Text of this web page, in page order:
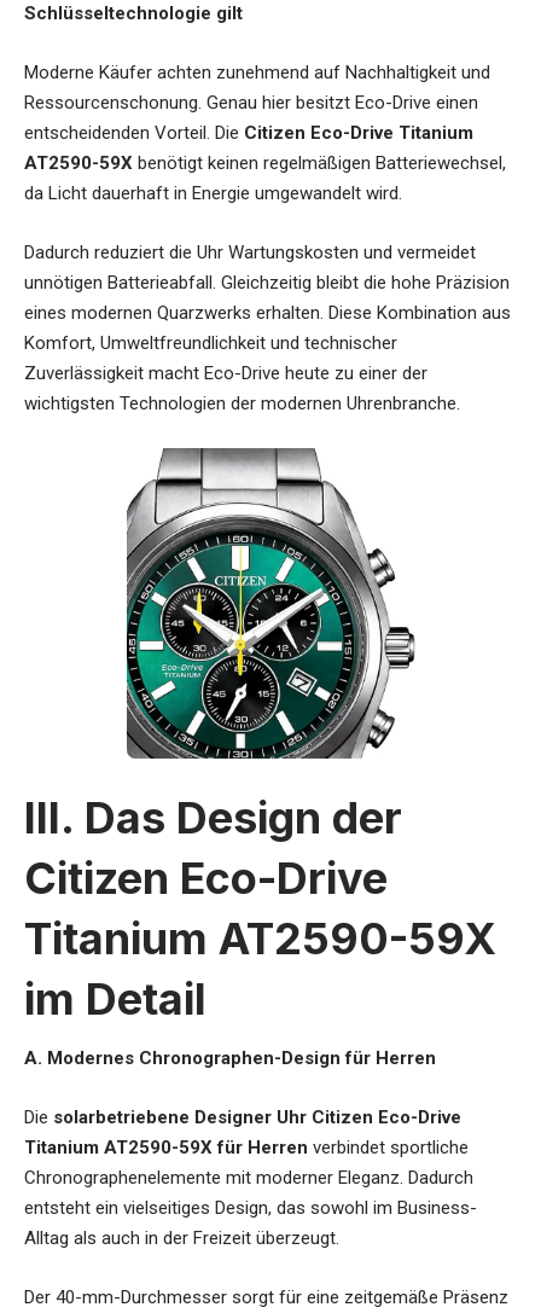
Schlüsseltechnologie gilt
Moderne Käufer achten zunehmend auf Nachhaltigkeit und
Ressourcenschonung. Genau hier besitzt Eco-Drive einen
entscheidenden Vorteil. Die Citizen Eco-Drive Titanium
AT2590-59X benötigt keinen regelmäßigen Batteriewechsel,
da Licht dauerhaft in Energie umgewandelt wird.
Dadurch reduziert die Uhr Wartungskosten und vermeidet
unnötigen Batterieabfall. Gleichzeitig bleibt die hohe Präzision
eines modernen Quarzwerks erhalten. Diese Kombination aus
Komfort, Umweltfreundlichkeit und technischer
Zuverlässigkeit macht Eco-Drive heute zu einer der
wichtigsten Technologien der modernen Uhrenbranche.
III. Das Design der
Citizen Eco-Drive
Titanium AT2590-59X
im Detail
A. Modernes Chronographen-Design für Herren
Die solarbetriebene Designer Uhr Citizen Eco-Drive
Titanium AT2590-59X für Herren verbindet sportliche
Chronographenelemente mit moderner Eleganz. Dadurch
entsteht ein vielseitiges Design, das sowohl im Business-
Alltag als auch in der Freizeit überzeugt.
Der 40-mm-Durchmesser sorgt für eine zeitgemäße Präsenz